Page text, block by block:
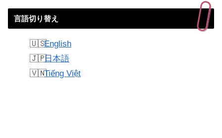
言語切り替え
English
日本語
Tiếng Việt